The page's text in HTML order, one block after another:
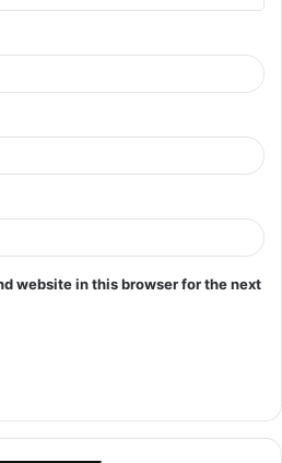
website in this browser for the next